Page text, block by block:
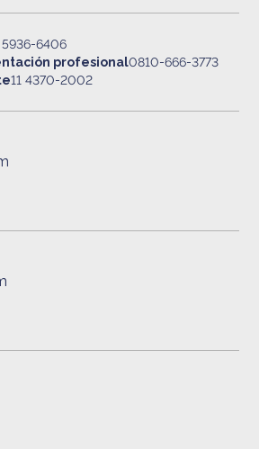
5936-6406
profesional0810-666-3773
11 4370-2002